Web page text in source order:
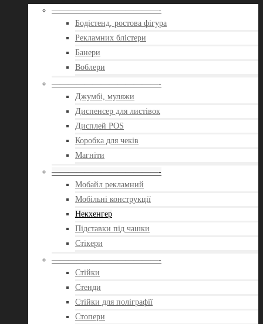
—————————————-
Бодістенд, ростова фігура
Рекламних блістери
Банери
Воблери
—————————————-
Джумбі, муляжи
Диспенсер для листівок
Дисплей POS
Коробка для чеків
Магніти
—————————————-
Мобайл рекламний
Мобільні конструкції
Некхенгер
Підставки під чашки
Стікери
—————————————-
Стійки
Стенди
Стійки для поліграфії
Стопери